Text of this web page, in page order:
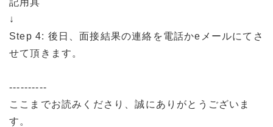
記用具
↓
Step 4: 後日、面接結果の連絡を電話かeメールにてさ
せて頂きます。
----------
ここまでお読みくださり、誠にありがとうございま
す。